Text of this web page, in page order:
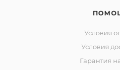
Условия
Условия
Гарантия